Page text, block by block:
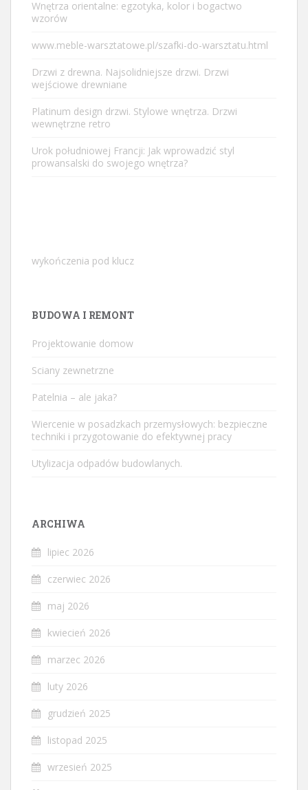
Wnętrza orientalne: egzotyka, kolor i bogactwo
wzorów
www.meble-warsztatowe.pl/szafki-do-warsztatu.html
Drzwi z drewna. Najsolidniejsze drzwi. Drzwi
wejściowe drewniane
Platinum design drzwi. Stylowe wnętrza. Drzwi
wewnętrzne retro
Urok południowej Francji: Jak wprowadzić styl
prowansalski do swojego wnętrza?
wykończenia pod klucz
BUDOWA I REMONT
Projektowanie domow
Sciany zewnetrzne
Patelnia – ale jaka?
Wiercenie w posadzkach przemysłowych: bezpieczne
techniki i przygotowanie do efektywnej pracy
Utylizacja odpadów budowlanych.
ARCHIWA
lipiec 2026
czerwiec 2026
maj 2026
kwiecień 2026
marzec 2026
luty 2026
grudzień 2025
listopad 2025
wrzesień 2025